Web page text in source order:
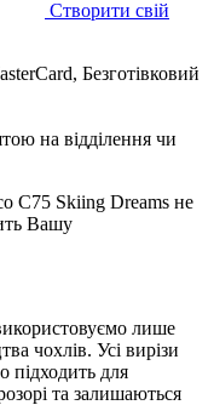
Створити свій
Безготівковий
на відділення чи
C75 Skiing Dreams не
Вашу
лише
чохлів. Усі вирізи
підходить для
та залишаються